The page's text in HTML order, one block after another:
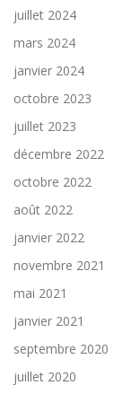
juillet 2024
mars 2024
janvier 2024
octobre 2023
juillet 2023
décembre 2022
octobre 2022
août 2022
janvier 2022
novembre 2021
mai 2021
janvier 2021
septembre 2020
juillet 2020